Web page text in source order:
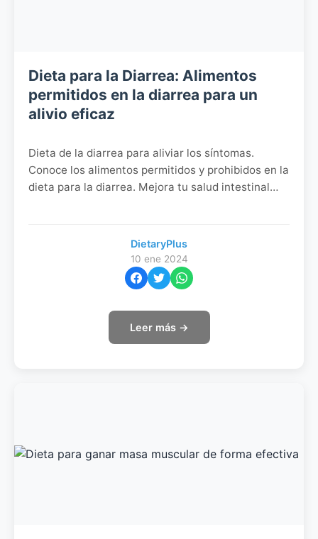
Dieta para la Diarrea: Alimentos
permitidos en la diarrea para un
alivio eficaz
Dieta de la diarrea para aliviar los síntomas.
Conoce los alimentos permitidos y prohibidos en la
dieta para la diarrea. Mejora tu salud intestinal
DietaryPlus
10 ene 2024
Leer más →